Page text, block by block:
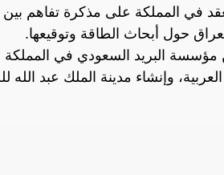
في المملكة على مذكرة تفاهم بين
حول أبحاث الطاقة وتوقيعها.
البريد السعودي في المملكة
وإنشاء مدينة الملك عبد الله